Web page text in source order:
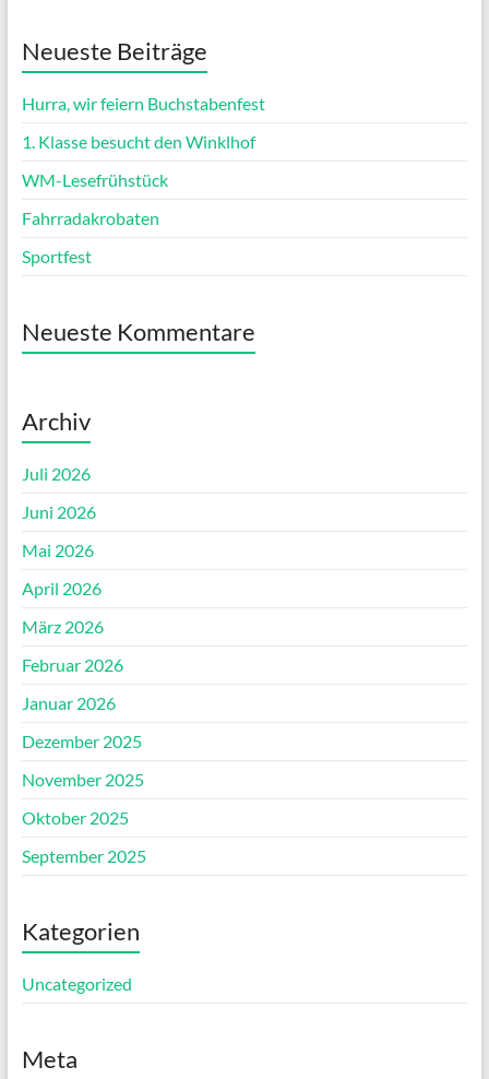
Neueste Beiträge
Hurra, wir feiern Buchstabenfest
1. Klasse besucht den Winklhof
WM-Lesefrühstück
Fahrradakrobaten
Sportfest
Neueste Kommentare
Archiv
Juli 2026
Juni 2026
Mai 2026
April 2026
März 2026
Februar 2026
Januar 2026
Dezember 2025
November 2025
Oktober 2025
September 2025
Kategorien
Uncategorized
Meta